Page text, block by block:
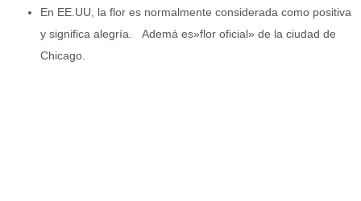
En EE.UU, la flor es normalmente considerada como positiva
y significa alegría. Ademá es»flor oficial» de la ciudad de
Chicago.